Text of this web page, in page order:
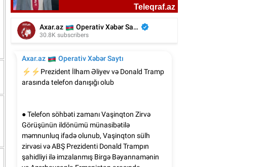
Türkan Şoray Azərbaycana gəlir